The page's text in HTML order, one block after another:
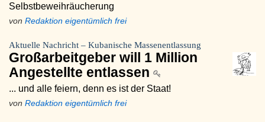
Selbstbeweihräucherung
von Redaktion eigentümlich frei
Aktuelle Nachricht – Kubanische Massenentlassung
Großarbeitgeber will 1 Million
Angestellte entlassen
... und alle feiern, denn es ist der Staat!
von Redaktion eigentümlich frei